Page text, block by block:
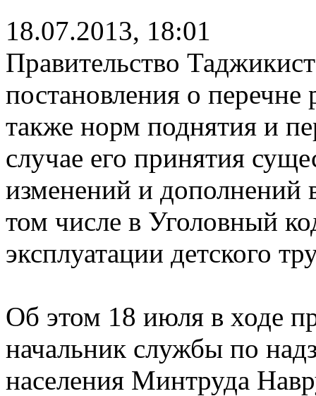
18.07.2013, 18:01
Правительство
постановления о
также норм поднятия и
случае его принятия
изменений и дополнений
том числе в Уголовный
эксплуатации детского
Об этом 18 июля в ходе
начальник службы по
населения Минтруда